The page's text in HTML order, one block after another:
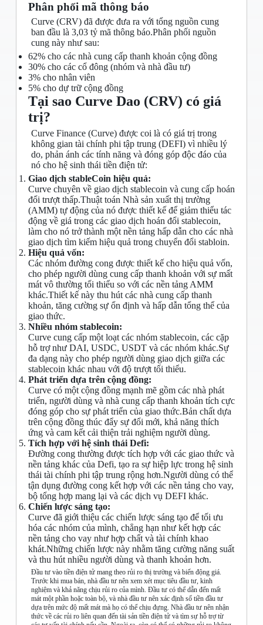
Phân phối mã thông báo
Curve (CRV) đã được đưa ra với tổng nguồn cung
ban đầu là 3,03 tỷ mã thông báo.Phân phối nguồn
cung này như sau:
62% cho các nhà cung cấp thanh khoản cộng đồng
30% cho các cổ đông (nhóm và nhà đầu tư)
3% cho nhân viên
5% cho dự trữ cộng đồng
Tại sao Curve Dao (CRV) có giá
trị?
Curve Finance (Curve) được coi là có giá trị trong
không gian tài chính phi tập trung (DEFI) vì nhiều lý
do, phản ánh các tính năng và đóng góp độc đáo của
nó cho hệ sinh thái tiền điện tử:
Giao dịch stableCoin hiệu quả:
Curve chuyên về giao dịch stablecoin và cung cấp hoán
đổi trượt thấp.Thuật toán Nhà sản xuất thị trường
(AMM) tự động của nó được thiết kế để giảm thiểu tác
động về giá trong các giao dịch hoán đổi stablecoin,
làm cho nó trở thành một nền tảng hấp dẫn cho các nhà
giao dịch tìm kiếm hiệu quả trong chuyển đổi stabloin.
Hiệu quả vốn:
Các nhóm đường cong được thiết kế cho hiệu quả vốn,
cho phép người dùng cung cấp thanh khoản với sự mất
mát vô thường tối thiểu so với các nền tảng AMM
khác.Thiết kế này thu hút các nhà cung cấp thanh
khoản, tăng cường sự ổn định và hấp dẫn tổng thể của
giao thức.
Nhiều nhóm stablecoin:
Curve cung cấp một loạt các nhóm stablecoin, các cặp
hỗ trợ như DAI, USDC, USDT và các nhóm khác.Sự
đa dạng này cho phép người dùng giao dịch giữa các
stablecoin khác nhau với độ trượt tối thiểu.
Phát triển dựa trên cộng đồng:
Curve có một cộng đồng mạnh mẽ gồm các nhà phát
triển, người dùng và nhà cung cấp thanh khoản tích cực
đóng góp cho sự phát triển của giao thức.Bản chất dựa
trên cộng đồng thúc đẩy sự đổi mới, khả năng thích
ứng và cam kết cải thiện trải nghiệm người dùng.
Tích hợp với hệ sinh thái Defi:
Đường cong thường được tích hợp với các giao thức và
nền tảng khác của Defi, tạo ra sự hiệp lực trong hệ sinh
thái tài chính phi tập trung rộng hơn.Người dùng có thể
tận dụng đường cong kết hợp với các nền tảng cho vay,
bộ tổng hợp mang lại và các dịch vụ DEFI khác.
Chiến lược sáng tạo:
Curve đã giới thiệu các chiến lược sáng tạo để tối ưu
hóa các nhóm của mình, chẳng hạn như kết hợp các
nền tảng cho vay như hợp chất và tài chính khao
khát.Những chiến lược này nhằm tăng cường năng suất
và thu hút nhiều người dùng và thanh khoản hơn.
Đầu tư vào tiền điện tử mang theo rủi ro thị trường và biến động giá.
Trước khi mua bán, nhà đầu tư nên xem xét mục tiêu đầu tư, kinh
nghiệm và khả năng chịu rủi ro của mình. Đầu tư có thể dẫn đến mất
mát một phần hoặc toàn bộ, và nhà đầu tư nên xác định số tiền đầu tư
dựa trên mức độ mất mát mà họ có thể chịu đựng. Nhà đầu tư nên nhận
thức về các rủi ro liên quan đến tài sản tiền điện tử và tìm sự hỗ trợ từ